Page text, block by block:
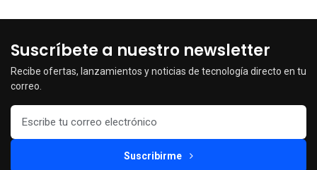
Suscríbete a nuestro newsletter
Recibe ofertas, lanzamientos y noticias de tecnología directo en tu
correo.
Suscribirme